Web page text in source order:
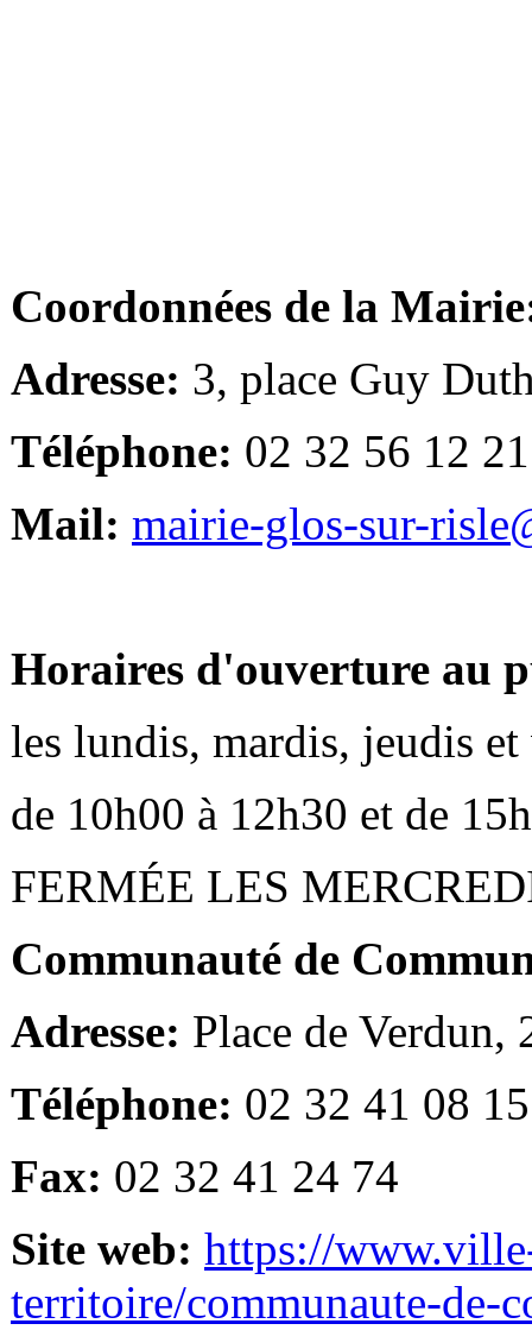
Coordonnées de la
Adresse: 3, place Guy
Téléphone: 02 32 56 12 21
Mail: mairie-glos-sur-
Horaires d'ouverture au
les lundis, mardis, jeudis et
de 10h00 à 12h30 et de
FERMÉE LES
Communauté de
Adresse: Place de Verdun,
Téléphone: 02 32 41 08 15
Fax: 02 32 41 24 74
Site web: https://
territoire/communaute-de-